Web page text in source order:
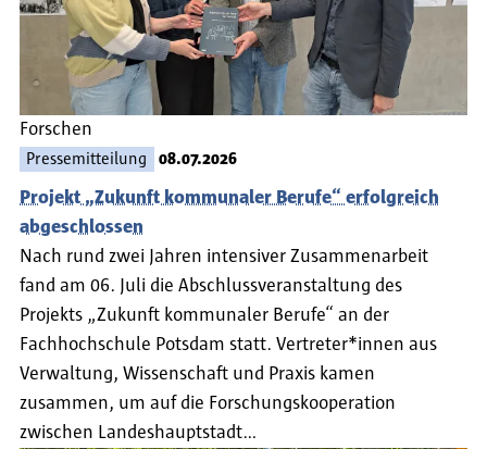
Forschen
Pressemitteilung 08.07.2026
Projekt „Zukunft kommunaler Berufe“ erfolgreich
abgeschlossen
Nach rund zwei Jahren intensiver Zusammenarbeit
fand am 06. Juli die Abschlussveranstaltung des
Projekts „Zukunft kommunaler Berufe“ an der
Fachhochschule Potsdam statt. Vertreter*innen aus
Verwaltung, Wissenschaft und Praxis kamen
zusammen, um auf die Forschungskooperation
zwischen Landeshauptstadt…